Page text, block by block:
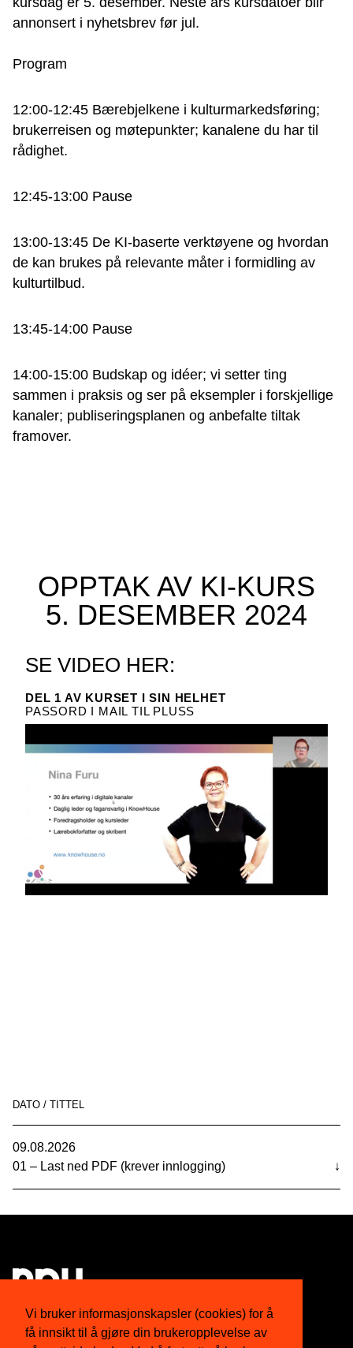
Vi bruker informasjonskapsler (cookies) for å
få innsikt til å gjøre din brukeropplevelse av
annonsert i nyhetsbrev før jul.
Program
12:00-12:45 Bærebjelkene i kulturmarkedsføring;
brukerreisen og møtepunkter; kanalene du har til
rådighet.
12:45-13:00 Pause
13:00-13:45 De KI-baserte verktøyene og hvordan
de kan brukes på relevante måter i formidling av
kulturtilbud.
13:45-14:00 Pause
14:00-15:00 Budskap og idéer; vi setter ting
sammen i praksis og ser på eksempler i forskjellige
kanaler; publiseringsplanen og anbefalte tiltak
framover.
OPPTAK AV KI-KURS
5. DESEMBER 2024
SE VIDEO HER:
DEL 1 AV KURSET I SIN HELHET
PASSORD I MAIL TIL PLUSS
DATO / TITTEL
09.08.2026
01 – Last ned PDF (krever innlogging)
↓